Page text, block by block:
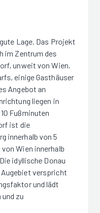
Lage. Das Projekt
im Zentrum des
unweit von Wien.
einige Gasthäuser
Angebot an
liegen in
Fußminuten
ist die
innerhalb von 5
Wien innerhalb
idyllische Donau
verspricht
und lädt
zu